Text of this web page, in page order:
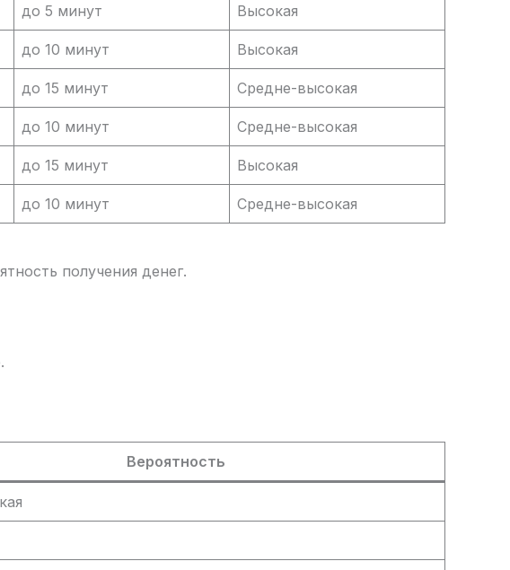
до 5 минут Высокая
до 10 минут Высокая
до 15 минут Средне-высокая
до 10 минут Средне-высокая
до 15 минут Высокая
до 10 минут Средне-высокая
получения денег.
Вероятность